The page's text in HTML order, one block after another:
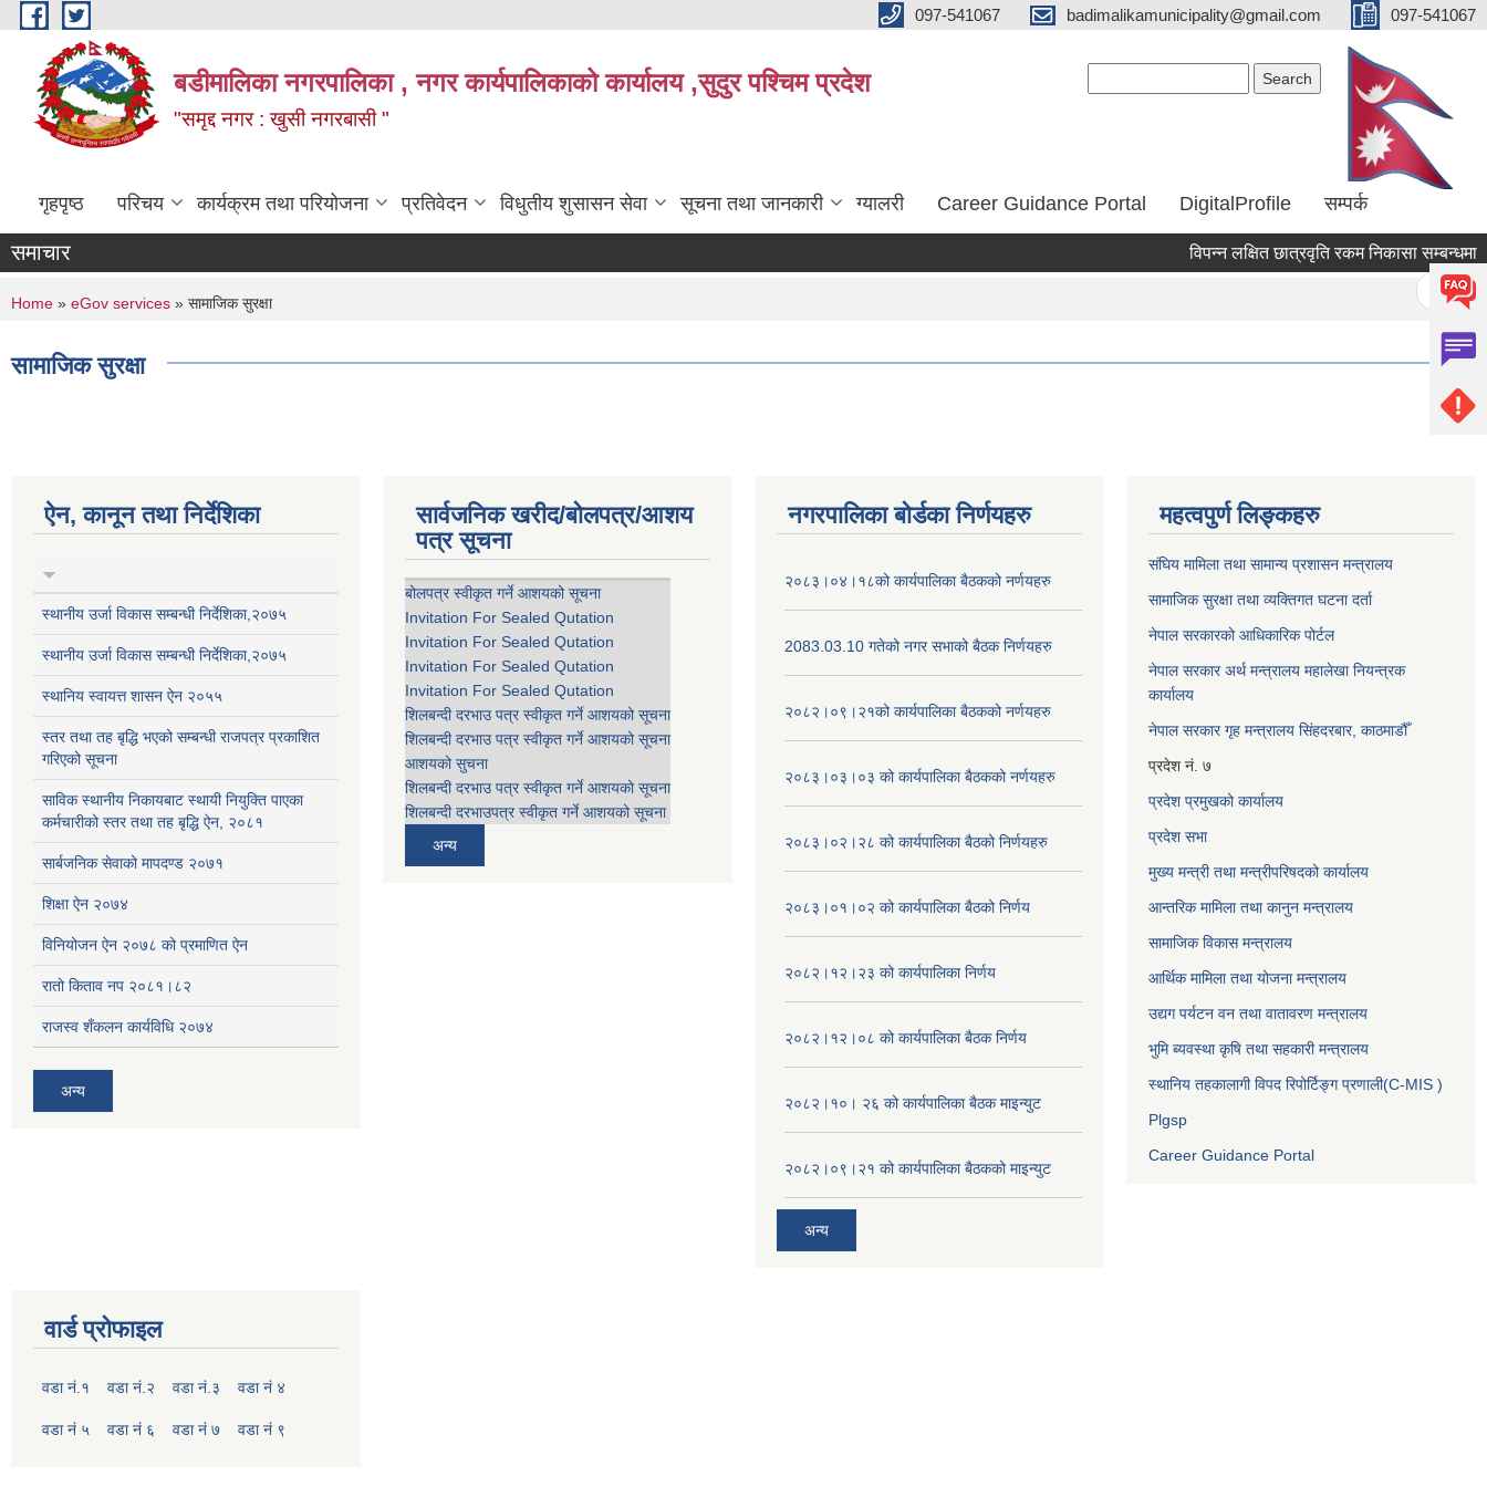
Skip to main content 097-541067 badimalikamunicipality@gmail.com 097-541067
बडीमालिका नगरपालिका , नगर कार्यपालिकाको कार्यालय ,सुदुर पश्चिम प्रदेश
"समृद्द नगर : खुसी नगरबासी "
गृहपृष्ठ परिचय कार्यक्रम तथा परियोजना प्रतिवेदन विधुतीय शुसासन सेवा सूचना तथा जानकारी ग्यालरी Career Guidance Portal DigitalProfile सम्पर्क
समाचार विपन्न लक्षित छात्रवृति रकम निकासा सम्बन्धमा
« first
You are here
Home » eGov services » सामाजिक सुरक्षा
सामाजिक सुरक्षा
ऐन, कानून तथा निर्देशिका
स्थानीय उर्जा विकास सम्बन्धी निर्देशिका,२०७५
स्थानीय उर्जा विकास सम्बन्धी निर्देशिका,२०७५
स्थानिय स्वायत्त शासन ऐन २०५५
स्तर तथा तह बृद्धि भएको सम्बन्धी राजपत्र प्रकाशित
गरिएको सूचना
साविक स्थानीय निकायबाट स्थायी नियुक्ति पाएका
कर्मचारीको स्तर तथा तह बृद्धि ऐन, २०८१
सार्बजनिक सेवाको मापदण्ड २०७१
शिक्षा ऐन २०७४
विनियोजन ऐन २०७८ को प्रमाणित ऐन
रातो किताव नप २०८१।८२
राजस्व शँकलन कार्यविधि २०७४
अन्य
सार्वजनिक खरीद/बोलपत्र/आशय
पत्र सूचना
बोलपत्र स्वीकृत गर्ने आशयको सूचना
Invitation For Sealed Qutation
Invitation For Sealed Qutation
Invitation For Sealed Qutation
Invitation For Sealed Qutation
शिलबन्दी दरभाउ पत्र स्वीकृत गर्ने आशयको सूचना
शिलबन्दी दरभाउ पत्र स्वीकृत गर्ने आशयको सूचना
आशयको सुचना
शिलबन्दी दरभाउ पत्र स्वीकृत गर्ने आशयको सूचना
शिलबन्दी दरभाउपत्र स्वीकृत गर्ने आशयको सूचना
अन्य
नगरपालिका बोर्डका निर्णयहरु
२०८३।०४।१८को कार्यपालिका बैठकको नर्णयहरु
2083.03.10 गतेको नगर सभाको बैठक निर्णयहरु
२०८२।०९।२१को कार्यपालिका बैठकको नर्णयहरु
२०८३।०३।०३ को कार्यपालिका बैठकको नर्णयहरु
२०८३।०२।२८ को कार्यपालिका बैठको निर्णयहरु
२०८३।०१।०२ को कार्यपालिका बैठको निर्णय
२०८२।१२।२३ को कार्यपालिका निर्णय
२०८२।१२।०८ को कार्यपालिका बैठक निर्णय
२०८२।१०। २६ को कार्यपालिका बैठक माइन्युट
२०८२।०९।२१ को कार्यपालिका बैठकको माइन्युट
अन्य
महत्वपुर्ण लिङ्कहरु
संघिय मामिला तथा सामान्य प्रशासन मन्त्रालय
सामाजिक सुरक्षा तथा व्यक्तिगत घटना दर्ता
नेपाल सरकारको आधिकारिक पोर्टल
नेपाल सरकार अर्थ मन्त्रालय महालेखा नियन्त्रक
कार्यालय
नेपाल सरकार गृह मन्त्रालय सिंहदरबार, काठमाडौँ
प्रदेश नं. ७
प्रदेश प्रमुखको कार्यालय
प्रदेश सभा
मुख्य मन्त्री तथा मन्त्रीपरिषदको कार्यालय
आन्तरिक मामिला तथा कानुन मन्त्रालय
सामाजिक विकास मन्त्रालय
आर्थिक मामिला तथा योजना मन्त्रालय
उद्यग पर्यटन वन तथा वातावरण मन्त्रालय
भुमि ब्यवस्था कृषि तथा सहकारी मन्त्रालय
स्थानिय तहकालागी विपद रिपोर्टिङ्ग प्रणाली(C-MIS )
Plgsp
Career Guidance Portal
वार्ड प्रोफाइल
वडा नं.१ वडा नं.२ वडा नं.३ वडा नं ४
वडा नं ५ वडा नं ६ वडा नं ७ वडा नं ९